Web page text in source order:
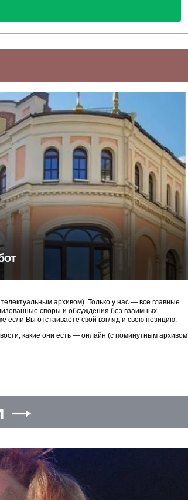
архивом). Только у нас — все главные
споры и обсуждения без взаимных
если Вы отстаиваете свой взгляд и свою позицию.
какие они есть — онлайн (с поминутным архивом